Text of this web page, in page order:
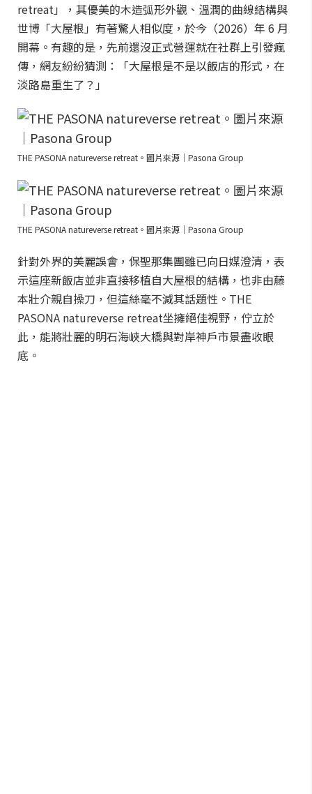
retreat」，其優美的木造弧形外觀、溫潤的曲線結構與
世博「大屋根」有著驚人相似度，於今（2026）年 6 月
開幕。有趣的是，先前還沒正式營運就在社群上引發瘋
傳，網友紛紛猜測：「大屋根是不是以飯店的形式，在
淡路島重生了？」
THE PASONA natureverse retreat。圖片來源｜Pasona Group
THE PASONA natureverse retreat。圖片來源｜Pasona Group
針對外界的美麗誤會，保聖那集團雖已向日媒澄清，表
示這座新飯店並非直接移植自大屋根的結構，也非由藤
本壯介親自操刀，但這絲毫不減其話題性。THE
PASONA natureverse retreat坐擁絕佳視野，佇立於
此，能將壯麗的明石海峽大橋與對岸神戶市景盡收眼
底。